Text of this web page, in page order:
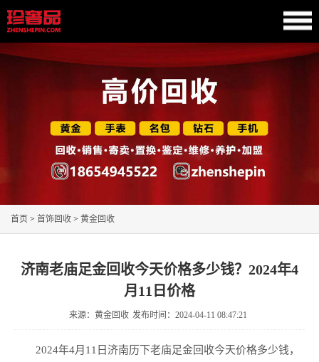
首页 > 首饰回收 > 黄金回收
济南老庙足金回收今天价格多少钱？2024年4
月11日价格
来源：黄金回收 发布时间： 2024-04-11 08:47:21
2024年4月11日济南历下老庙足金回收今天价格多少钱，